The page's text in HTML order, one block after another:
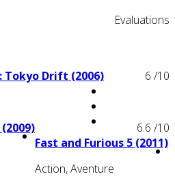
Evaluations
Tokyo Drift (2006)
6 /10
6.6 /10
Fast and Furious 5 (2011)
Action, Aventure